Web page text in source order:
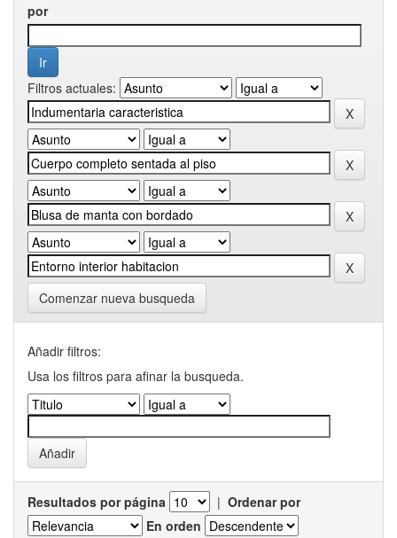
por
Filtros actuales:
Comenzar nueva busqueda
Añadir filtros:
Usa los filtros para afinar la busqueda.
Resultados por página | Ordenar por
En orden